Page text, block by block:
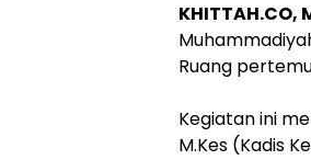
​KHITTAH.CO,
Ruang
​Kegiatan ini
M.Kes (Kadis